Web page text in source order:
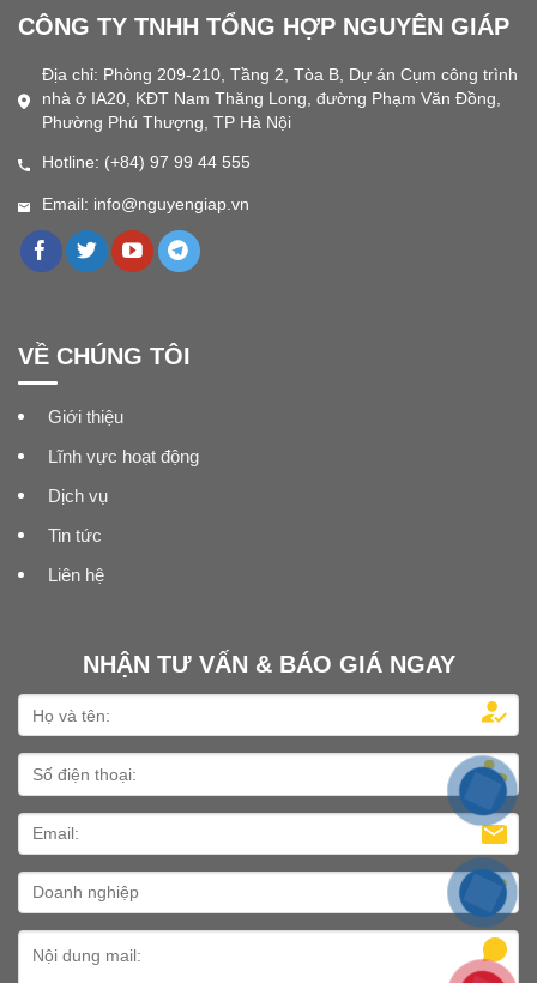
CÔNG TY TNHH TỔNG HỢP NGUYÊN GIÁP
Địa chỉ: Phòng 209-210, Tầng 2, Tòa B, Dự án Cụm công trình
nhà ở IA20, KĐT Nam Thăng Long, đường Phạm Văn Đồng,
Phường Phú Thượng, TP Hà Nội
Hotline: (+84) 97 99 44 555
Email: info@nguyengiap.vn
VỀ CHÚNG TÔI
Giới thiệu
Lĩnh vực hoạt động
Dịch vụ
Tin tức
Liên hệ
NHẬN TƯ VẤN & BÁO GIÁ NGAY